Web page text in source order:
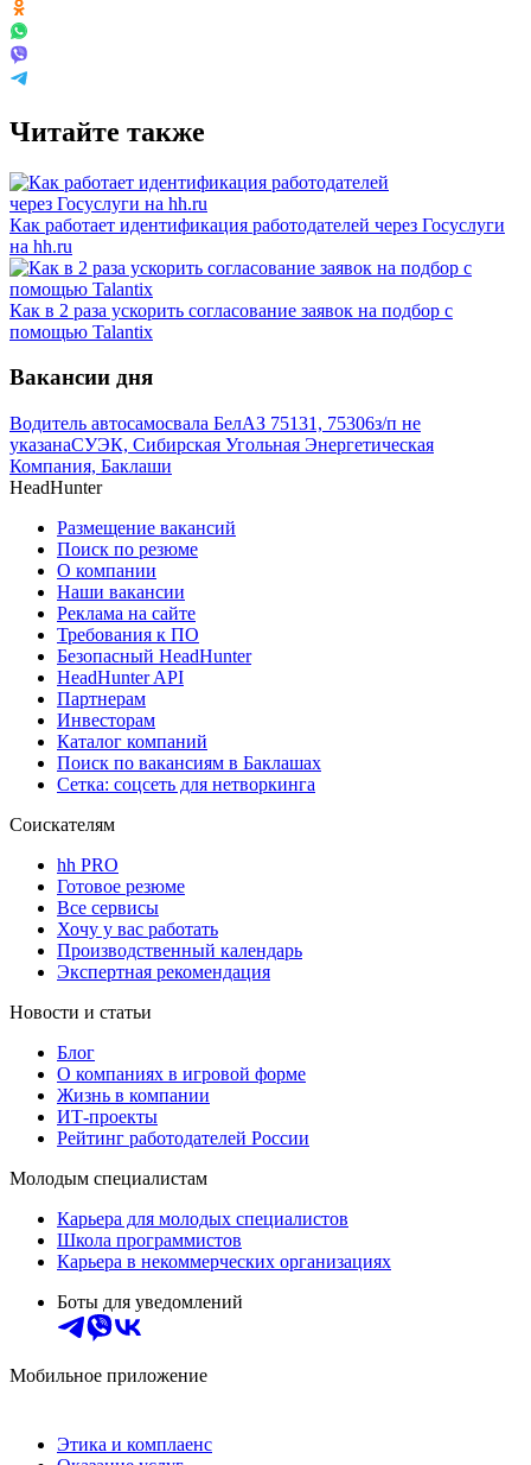
Читайте также
Как работает идентификация работодателей через Госуслуги
на hh.ru
Как в 2 раза ускорить согласование заявок на подбор с
помощью Talantix
Вакансии дня
Водитель автосамосвала БелАЗ 75131, 75306з/п не
указанаСУЭК, Сибирская Угольная Энергетическая
Компания, Баклаши
HeadHunter
Размещение вакансий
Поиск по резюме
О компании
Наши вакансии
Реклама на сайте
Требования к ПО
Безопасный HeadHunter
HeadHunter API
Партнерам
Инвесторам
Каталог компаний
Поиск по вакансиям в Баклашах
Сетка: соцсеть для нетворкинга
Соискателям
hh PRO
Готовое резюме
Все сервисы
Хочу у вас работать
Производственный календарь
Экспертная рекомендация
Новости и статьи
Блог
О компаниях в игровой форме
Жизнь в компании
ИТ-проекты
Рейтинг работодателей России
Молодым специалистам
Карьера для молодых специалистов
Школа программистов
Карьера в некоммерческих организациях
Боты для уведомлений
Мобильное приложение
Этика и комплаенс